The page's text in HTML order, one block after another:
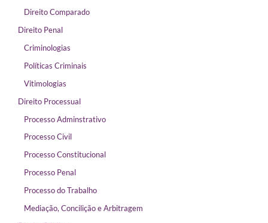
Direito Comparado
Direito Penal
Criminologias
Políticas Criminais
Vitimologias
Direito Processual
Processo Adminstrativo
Processo Civil
Processo Constitucional
Processo Penal
Processo do Trabalho
Mediação, Concilição e Arbitragem